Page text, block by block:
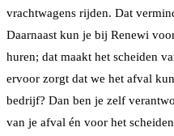
vrachtwagens rijden. Dat
Daarnaast kun je bij Renewi
huren; dat maakt het scheiden
ervoor zorgt dat we het afval
bedrijf? Dan ben je zelf
van je afval én voor het